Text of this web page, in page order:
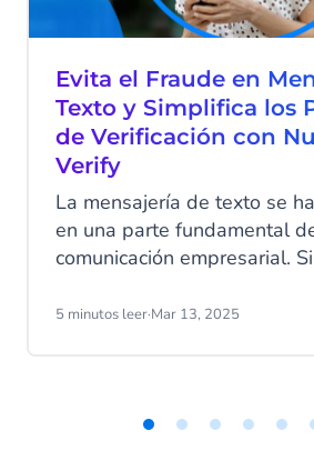
Evita el Fraude en
Texto y Simplifica los
de Verificación con
Verify
La mensajería de texto se
en una parte fundamental
comunicación empresarial.
han aprendido a aprovechar
verificación rápido, seguro y
5 minutos leer·Mar 13, 2025